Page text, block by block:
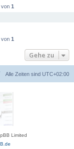
von 1
von 1
Gehe zu
Alle Zeiten sind UTC+02:00
Limited